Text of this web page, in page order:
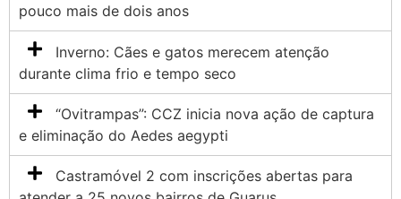
pouco mais de dois anos
Inverno: Cães e gatos merecem atenção
durante clima frio e tempo seco
“Ovitrampas”: CCZ inicia nova ação de captura
e eliminação do Aedes aegypti
Castramóvel 2 com inscrições abertas para